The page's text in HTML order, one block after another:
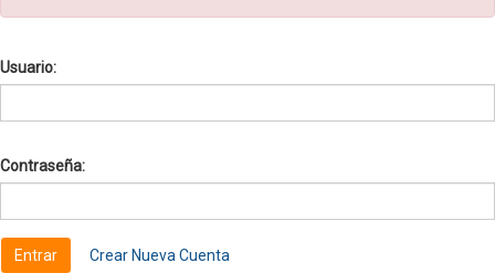
Usuario:
Contraseña:
Crear Nueva Cuenta